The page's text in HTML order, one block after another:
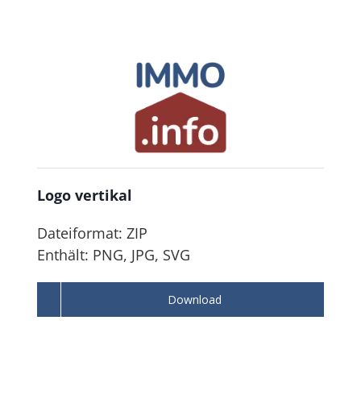
Logo vertikal
Dateiformat: ZIP
Enthält: PNG, JPG, SVG
Download